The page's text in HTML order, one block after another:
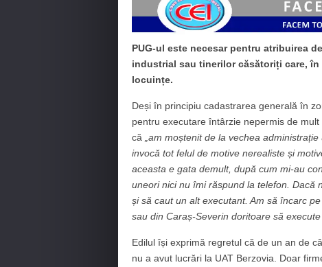
PUG-ul este necesar pentru atribuirea
industrial sau tinerilor căsătoriți care,
locuințe.
Deși în principiu cadastrarea generală în
pentru executare întârzie nepermis de
că „am moștenit de la vechea
invocă tot felul de motive nerealiste și
aceasta e gata demult, după cum mi-au
uneori nici nu îmi răspund la telefon. Dacă
și să caut un alt executant. Am să încarc
sau din Caraș-Severin doritoare să execute
Edilul își exprimă regretul că de un an de
nu a avut lucrări la UAT Berzovia. Doar